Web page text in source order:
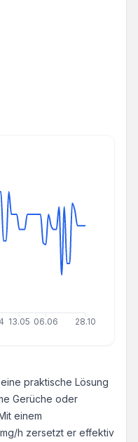
13.05 06.06 28.10
praktische Lösung
Gerüche oder
einem
h zersetzt er effektiv